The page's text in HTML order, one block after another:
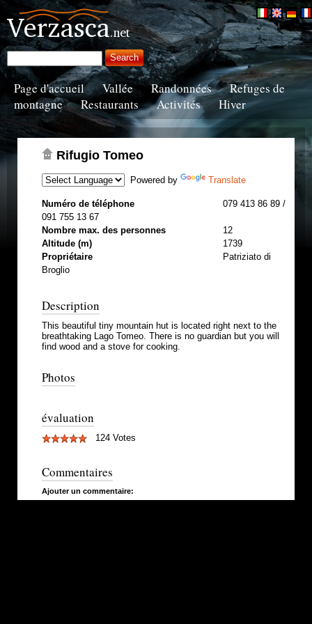
Page d'accueil Vallée Randonnées
Refuges de
montagne
Restaurants Activités Hiver
Rifugio Tomeo
Powered by Translate
Numéro de téléphone
079 413 86 89 /
091 755 13 67
Nombre max. des personnes
12
Altitude (m)
1739
Propriétaire
Patriziato di
Broglio
Description
This beautiful tiny mountain hut is located right next to the
breathtaking Lago Tomeo. There is no guardian but you will
find wood and a stove for cooking.
Photos
évaluation
124 Votes
Commentaires
Ajouter un commentaire: